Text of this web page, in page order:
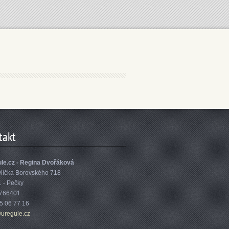
- Regina Dvořáková
Borovského 718
- Pečky
06 77 16
gule.cz